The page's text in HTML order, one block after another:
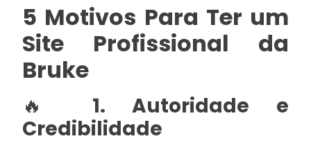
5 Motivos Para Ter um
Site Profissional da
Bruke
🔥 1. Autoridade e
Credibilidade